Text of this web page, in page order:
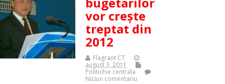
vor creşte
treptat din
2012
Flagrant CT
august 3, 2011
Politichie centrala
Niciun comentariu